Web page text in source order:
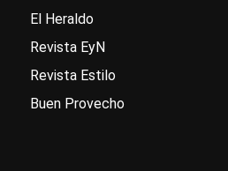
El Heraldo
Revista EyN
Revista Estilo
Buen Provecho